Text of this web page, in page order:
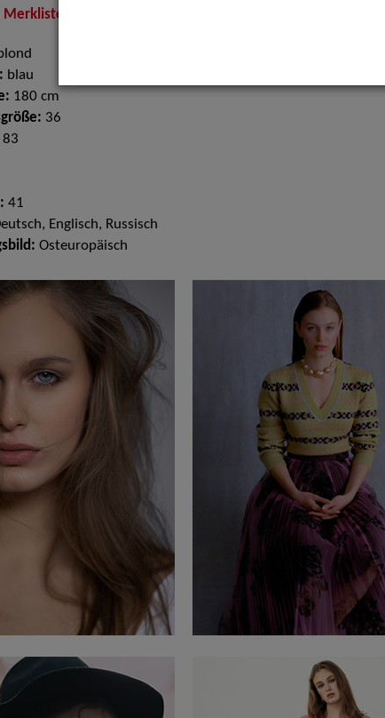
Merkliste
blau
180 cm
36
83
41
Englisch, Russisch
Osteuropäisch